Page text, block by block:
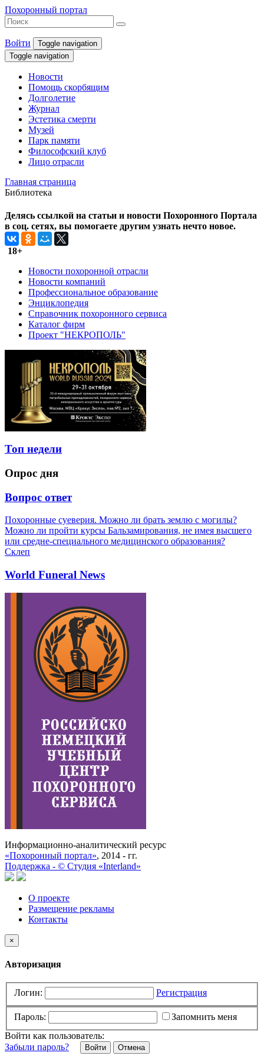
Похоронный портал
Войти
Toggle navigation
Toggle navigation
Новости
Помощь скорбящим
Долголетие
Журнал
Эстетика смерти
Музей
Парк памяти
Философский клуб
Лицо отрасли
Главная страница
Библиотека
Делясь ссылкой на статьи и новости Похоронного Портала
в соц. сетях, вы помогаете другим узнать нечто новое.
18+
Новости похоронной отрасли
Новости компаний
Профессиональное образование
Энциклопедия
Справочник похоронного сервиса
Каталог фирм
Проект "НЕКРОПОЛЬ"
Топ недели
Опрос дня
Вопрос ответ
Похоронные суеверия. Можно ли брать землю с могилы?
Можно ли пройти курсы Бальзамирования, не имея высшего
или средне-специального медицинского образования?
Склеп
World Funeral News
Информационно-аналитический ресурс
«Похоронный портал», 2014 - гг.
Поддержка - © Cтудия «Interland»
О проекте
Размещение рекламы
Контакты
×
Авторизация
Логин: Регистрация
Пароль:
Запомнить меня
Войти как пользователь:
Забыли пароль?
Отмена